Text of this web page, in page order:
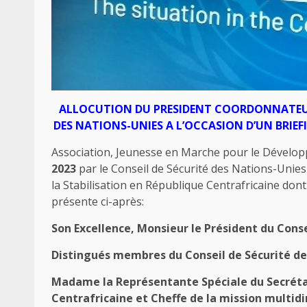
ALLOCUTION DU PRESIDENT
DES NATIONS-UNIES A L’OCCASION D’UN
Association, Jeunesse en Marche pour le
2023 par le Conseil de Sécurité des Nations-
la Stabilisation en République Centrafricaine
présente ci-après:
Son Excellence, Monsieur le Président du
Distingués membres du Conseil de Sécurité
Madame la Représentante Spéciale du
Centrafricaine et Cheffe de la mission